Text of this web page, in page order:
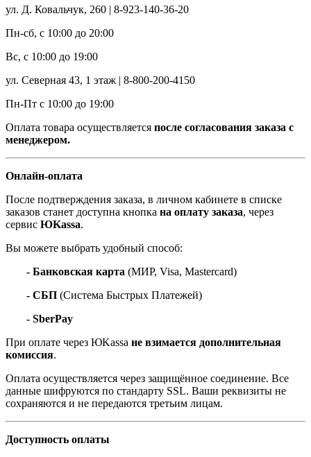
ул. Д. Ковальчук, 260 | 8-923-140-36-20
Пн-сб, с 10:00 до 20:00
Вс, с 10:00 до 19:00
ул. Северная 43, 1 этаж | 8-800-200-4150
Пн-Пт с 10:00 до 19:00
Оплата товара осуществляется после согласования заказа с
менеджером.
Онлайн-оплата
После подтверждения заказа, в личном кабинете в списке
заказов станет доступна кнопка на оплату заказа, через
сервис ЮKassa.
Вы можете выбрать удобный способ:
- Банковская карта (МИР, Visa, Mastercard)
- СБП (Система Быстрых Платежей)
- SberPay
При оплате через ЮKassa не взимается дополнительная
комиссия.
Оплата осуществляется через защищённое соединение. Все
данные шифруются по стандарту SSL. Ваши реквизиты не
сохраняются и не передаются третьим лицам.
Доступность оплаты